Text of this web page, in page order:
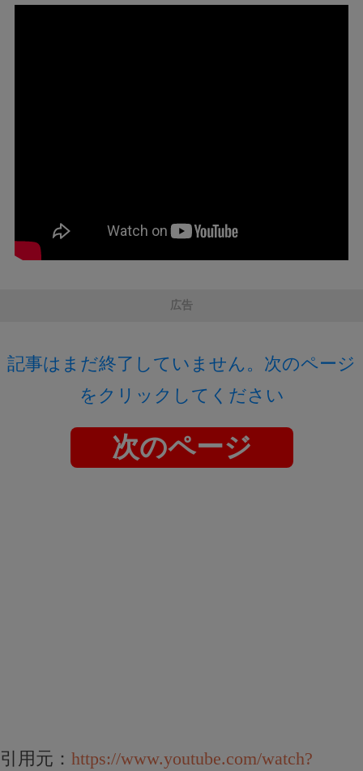
広告
記事はまだ終了していません。次のページ
をクリックしてください
次のページ
引用元： https://www.youtube.com/watch?